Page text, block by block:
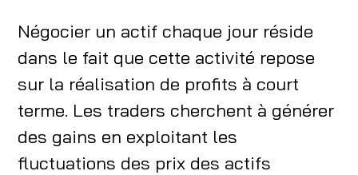
Négocier un actif chaque jour réside
dans le fait que cette activité repose
sur la réalisation de profits à court
terme. Les traders cherchent à générer
des gains en exploitant les
fluctuations des prix des actifs